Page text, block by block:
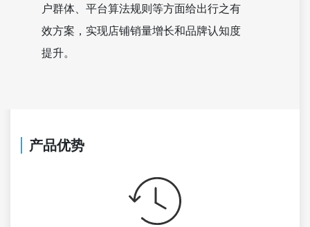
户群体、平台算法规则等方面给出行之有
效方案，实现店铺销量增长和品牌认知度
提升。
产品优势